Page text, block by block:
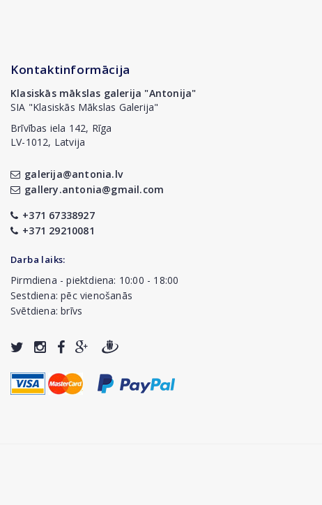
Kontaktinformācija
Klasiskās mākslas galerija "Antonija"
SIA "Klasiskās Mākslas Galerija"
Brīvības iela 142, Rīga
LV-1012, Latvija
galerija@antonia.lv
gallery.antonia@gmail.com
+371 67338927
+371 29210081
Darba laiks:
Pirmdiena - piektdiena: 10:00 - 18:00
Sestdiena: pēc vienošanās
Svētdiena: brīvs